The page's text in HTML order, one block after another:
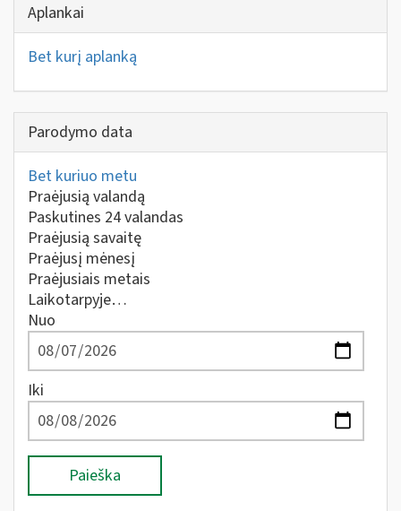
Aplankai
Bet kurį aplanką
Parodymo data
Bet kuriuo metu
Praėjusią valandą
Paskutines 24 valandas
Praėjusią savaitę
Praėjusį mėnesį
Praėjusiais metais
Laikotarpyje…
Nuo
Iki
Paieška